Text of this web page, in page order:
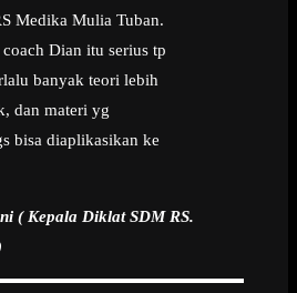
Medika Mulia Tuban.
Dian itu serius tp
banyak teori lebih
dan materi yg
bisa diaplikasikan ke
( Kepala Diklat SDM RS.